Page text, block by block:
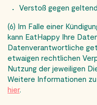
Verstoß gegen
(6) Im Falle einer
kann EatHappy Ihre
Datenverantwortliche
etwaigen rechtlichen
Nutzung der jeweiligen
Weitere Informationen
hier.